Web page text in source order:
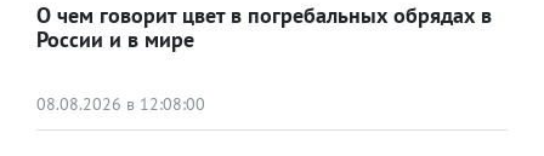
О чем говорит цвет в погребальных обрядах в
России и в мире
08.08.2026 в 12:08:00